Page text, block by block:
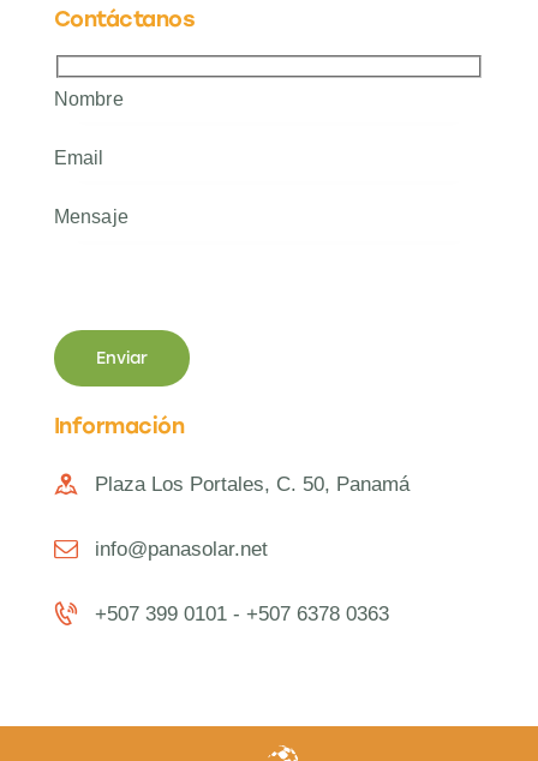
Contáctanos
Información
Plaza Los Portales, C. 50, Panamá
info@panasolar.net
+507 399 0101 - +507 6378 0363